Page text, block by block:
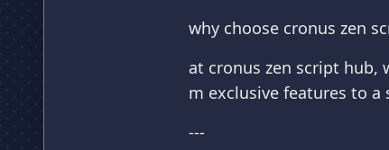
why choose cronus zen
at cronus zen script
m exclusive features to
---